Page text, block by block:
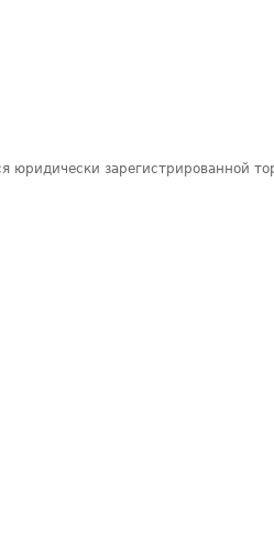
юридически зарегистрированной